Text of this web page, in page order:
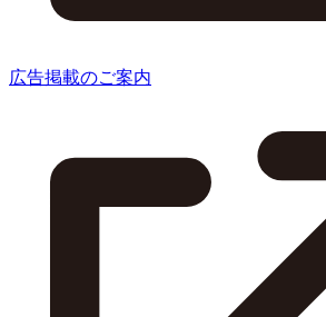
広告掲載のご案内